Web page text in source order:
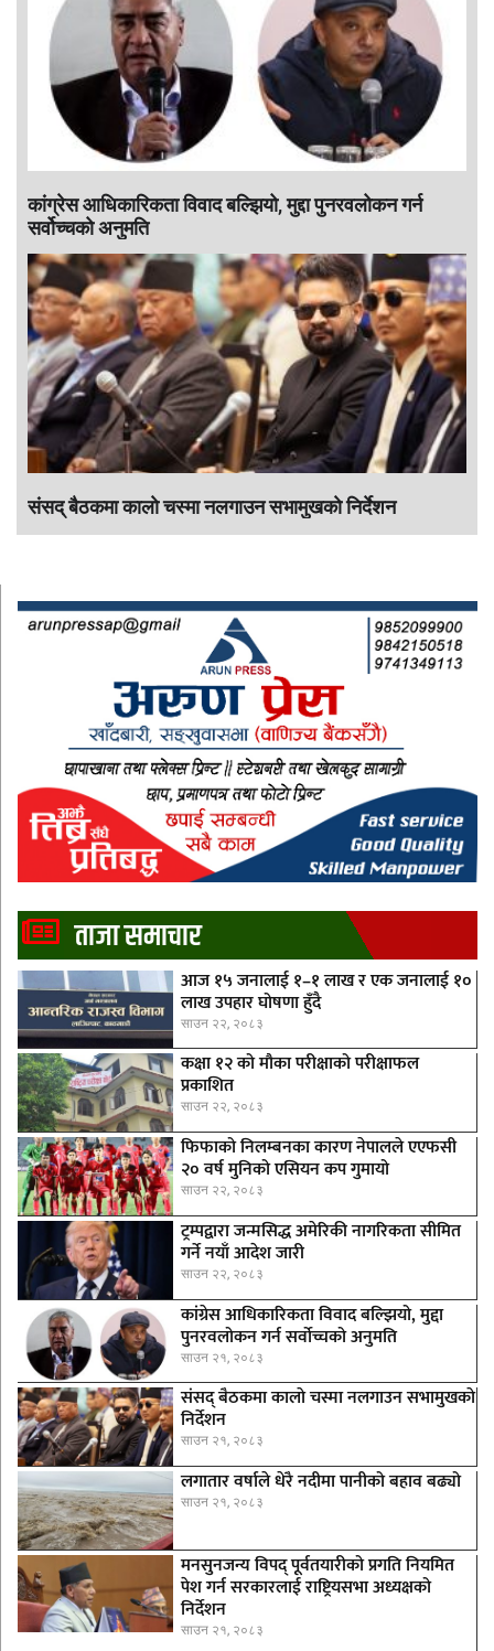
कांग्रेस आधिकारिकता विवाद बल्झियो, मुद्दा पुनरवलोकन गर्न
सर्वोच्चको अनुमति
संसद् बैठकमा कालाे चस्मा नलगाउन सभामुखकाे निर्देशन
ताजा समाचार
आज १५ जनालाई १–१ लाख र एक जनालाई १०
लाख उपहार घोषणा हुँदै
साउन २२, २०८३
कक्षा १२ को मौका परीक्षाको परीक्षाफल
प्रकाशित
साउन २२, २०८३
फिफाको निलम्बनका कारण नेपालले एएफसी
२० वर्ष मुनिको एसियन कप गुमायो
साउन २२, २०८३
ट्रम्पद्वारा जन्मसिद्ध अमेरिकी नागरिकता सीमित
गर्ने नयाँ आदेश जारी
साउन २२, २०८३
कांग्रेस आधिकारिकता विवाद बल्झियो, मुद्दा
पुनरवलोकन गर्न सर्वोच्चको अनुमति
साउन २१, २०८३
संसद् बैठकमा कालाे चस्मा नलगाउन सभामुखकाे
निर्देशन
साउन २१, २०८३
लगातार वर्षाले धेरै नदीमा पानीको बहाव बढ्यो
साउन २१, २०८३
मनसुनजन्य विपद् पूर्वतयारीको प्रगति नियमित
पेश गर्न सरकारलाई राष्ट्रियसभा अध्यक्षको
निर्देशन
साउन २१, २०८३